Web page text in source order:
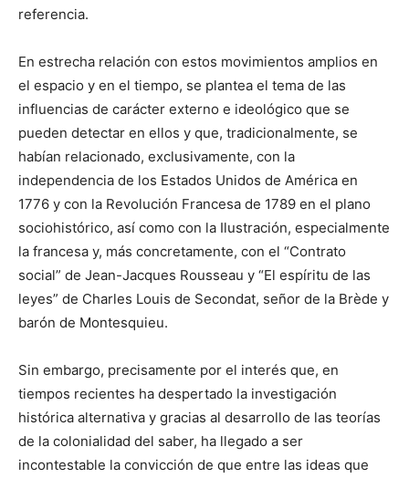
referencia.
En estrecha relación con estos movimientos amplios en
el espacio y en el tiempo, se plantea el tema de las
influencias de carácter externo e ideológico que se
pueden detectar en ellos y que, tradicionalmente, se
habían relacionado, exclusivamente, con la
independencia de los Estados Unidos de América en
1776 y con la Revolución Francesa de 1789 en el plano
sociohistórico, así como con la Ilustración, especialmente
la francesa y, más concretamente, con el “Contrato
social” de Jean-Jacques Rousseau y “El espíritu de las
leyes” de Charles Louis de Secondat, señor de la Brède y
barón de Montesquieu.
Sin embargo, precisamente por el interés que, en
tiempos recientes ha despertado la investigación
histórica alternativa y gracias al desarrollo de las teorías
de la colonialidad del saber, ha llegado a ser
incontestable la convicción de que entre las ideas que